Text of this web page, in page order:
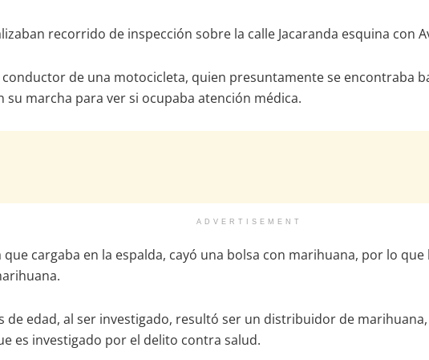
recorrido de inspección sobre la calle Jacaranda esquina con
de una motocicleta, quien presuntamente se encontraba
marcha para ver si ocupaba atención médica.
ADVERTISEMENT
cargaba en la espalda, cayó una bolsa con marihuana, por lo
de edad, al ser investigado, resultó ser un distribuidor de
es investigado por el delito contra salud.